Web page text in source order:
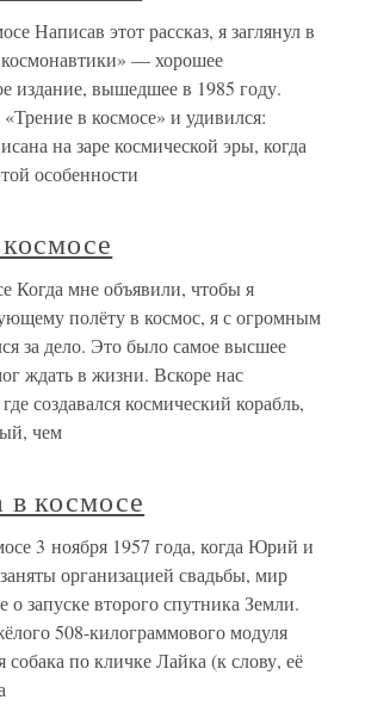
Написав этот рассказ, я заглянул в
— хорошее
издание, вышедшее в 1985 году.
в космосе» и удивился:
на заре космической эры, когда
особенности
Когда мне объявили, чтобы я
полёту в космос, я с огромным
за дело. Это было самое высшее
ждать в жизни. Вскоре нас
создавался космический корабль,
чем
космосе
3 ноября 1957 года, когда Юрий и
организацией свадьбы, мир
о запуске второго спутника Земли.
508-килограммового модуля
собака по кличке Лайка (к слову, её